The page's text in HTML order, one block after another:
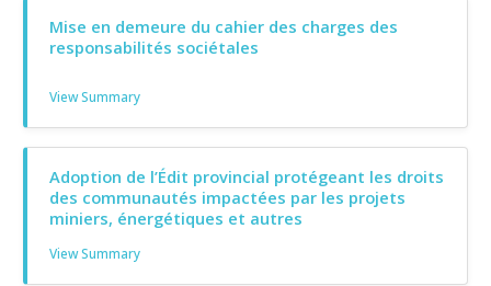
Mise en demeure du cahier des charges des
responsabilités sociétales
View Summary
Adoption de l’Édit provincial protégeant les droits
des communautés impactées par les projets
miniers, énergétiques et autres
View Summary